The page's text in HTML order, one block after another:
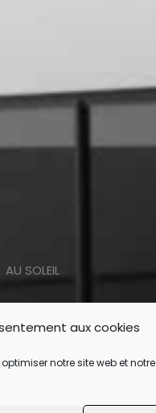
aux cookies
notre site web et notre
AU SOLEIL